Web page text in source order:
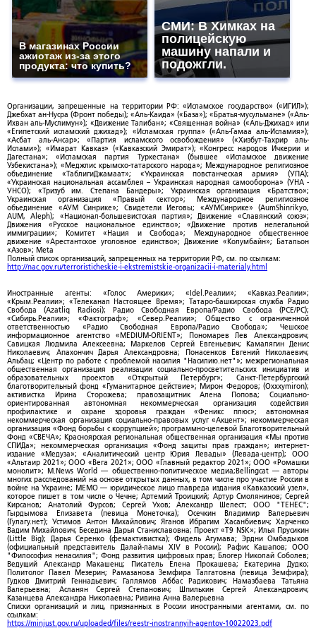
В магазинах России
ажиотаж из-за этого
продукта: что купить?
СМИ: В Химках на
полицейскую
машину напали и
подожгли.
Организации, запрещенные на территории РФ: «Исламское государство» («ИГИЛ»);
Джебхат ан-Нусра (Фронт победы); «Аль-Каида» («База»); «Братья-мусульмане» («Аль-
Ихван аль-Муслимун»); «Движение Талибан»; «Священная война» («Аль-Джихад» или
«Египетский исламский джихад»); «Исламская группа» («Аль-Гамаа аль-Исламия»);
«Асбат аль-Ансар»; «Партия исламского освобождения» («Хизбут-Тахрир аль-
Ислами»); «Имарат Кавказ» («Кавказский Эмират»); «Конгресс народов Ичкерии и
Дагестана»; «Исламская партия Туркестана» (бывшее «Исламское движение
Узбекистана»); «Меджлис крымско-татарского народа»; Международное религиозное
объединение «ТаблигиДжамаат»; «Украинская повстанческая армия» (УПА);
«Украинская национальная ассамблея – Украинская народная самооборона» (УНА -
УНСО); «Тризуб им. Степана Бандеры»; Украинская организация «Братство»;
Украинская организация «Правый сектор»; Международное религиозное
объединение «АУМ Синрике»; Свидетели Иеговы; «АУМСинрике» (AumShinrikyo,
AUM, Aleph); «Национал-большевистская партия»; Движение «Славянский союз»;
Движения «Русское национальное единство»; «Движение против нелегальной
иммиграции»; Комитет «Нация и Свобода»; Международное общественное
движение «Арестантское уголовное единство»; Движение «Колумбайн»; Батальон
«Азов»; Meta
Полный список организаций, запрещенных на территории РФ, см. по ссылкам:
http://nac.gov.ru/terroristicheskie-i-ekstremistskie-organizacii-i-materialy.html
Иностранные агенты: «Голос Америки»; «Idel.Реалии»; «Кавказ.Реалии»;
«Крым.Реалии»; «Телеканал Настоящее Время»; Татаро-башкирская служба Радио
Свобода (Azatliq Radiosi); Радио Свободная Европа/Радио Свобода (PCE/PC);
«Сибирь.Реалии»; «Фактограф»; «Север.Реалии»; Общество с ограниченной
ответственностью «Радио Свободная Европа/Радио Свобода»; Чешское
информационное агентство «MEDIUM-ORIENT»; Пономарев Лев Александрович;
Савицкая Людмила Алексеевна; Маркелов Сергей Евгеньевич; Камалягин Денис
Николаевич; Апахончич Дарья Александровна; Понасенков Евгений Николаевич;
Альбац; «Центр по работе с проблемой насилия "Насилию.нет"»; межрегиональная
общественная организация реализации социально-просветительских инициатив и
образовательных проектов «Открытый Петербург»; Санкт-Петербургский
благотворительный фонд «Гуманитарное действие»; Мирон Федоров; (Oxxxymiron);
активистка Ирина Сторожева; правозащитник Алена Попова; Социально-
ориентированная автономная некоммерческая организация содействия
профилактике и охране здоровья граждан «Феникс плюс»; автономная
некоммерческая организация социально-правовых услуг «Акцент»; некоммерческая
организация «Фонд борьбы с коррупцией»; программно-целевой Благотворительный
Фонд «СВЕЧА»; Красноярская региональная общественная организация «Мы против
СПИДа»; некоммерческая организация «Фонд защиты прав граждан»; интернет-
издание «Медуза»; «Аналитический центр Юрия Левады» (Левада-центр); ООО
«Альтаир 2021»; ООО «Вега 2021»; ООО «Главный редактор 2021»; ООО «Ромашки
монолит»; M.News World — общественно-политическое медиа;Bellingcat — авторы
многих расследований на основе открытых данных, в том числе про участие России в
войне на Украине; МЕМО — юридическое лицо главреда издания «Кавказский узел»,
которое пишет в том числе о Чечне; Артемий Троицкий; Артур Смолянинов; Сергей
Кирсанов; Анатолий Фурсов; Сергей Ухов; Александр Шелест; ООО "ТЕНЕС";
Гырдымова Елизавета (певица Монеточка); Осечкин Владимир Валерьевич
(Гулагу.нет); Устимов Антон Михайлович; Яганов Ибрагим Хасанбиевич; Харченко
Вадим Михайлович; Беседина Дарья Станиславовна; Проект «T9 NSK»; Илья Прусикин
(Little Big); Дарья Серенко (фемактивистка); Фидель Агумава; Эрдни Омбадыков
(официальный представитель Далай-ламы XIV в России); Рафис Кашапов; ООО
"Философия ненасилия"; Фонд развития цифровых прав; Блогер Николай Соболев;
Ведущий Александр Макашенц; Писатель Елена Прокашева; Екатерина Дудко;
Политолог Павел Мезерин; Рамазанова Земфира Талгатовна (певица Земфира);
Гудков Дмитрий Геннадьевич; Галлямов Аббас Радикович; Намазбаева Татьяна
Валерьевна; Асланян Сергей Степанович; Шпилькин Сергей Александрович;
Казанцева Александра Николаевна; Ривина Анна Валерьевна
Списки организаций и лиц, признанных в России иностранными агентами, см. по
ссылкам:
https://minjust.gov.ru/uploaded/files/reestr-inostrannyih-agentov-10022023.pdf